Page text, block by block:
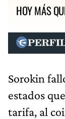
HOY MÁS
Sorokin
estados
tarifa, al